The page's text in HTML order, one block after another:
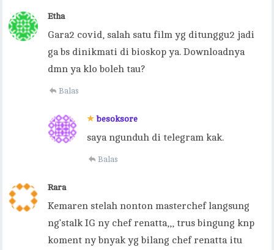
Etha
Gara2 covid, salah satu film yg ditunggu2 jadi
ga bs dinikmati di bioskop ya. Downloadnya
dmn ya klo boleh tau?
Balas
besoksore
saya ngunduh di telegram kak.
Balas
Rara
Kemaren stelah nonton masterchef langsung
ng’stalk IG ny chef renatta,,, trus bingung knp
koment ny bnyak yg bilang chef renatta itu